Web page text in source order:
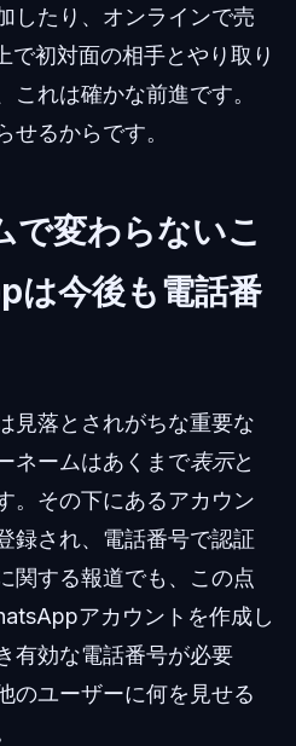
したり、オンラインで売
初対面の相手とやり取り
これは確かな前進です。
せるからです。
で変わらないこ
は今後も電話番
見落とされがちな重要な
ネームはあくまで表示と
。その下にあるアカウン
録され、電話番号で認証
関する報道でも、この点
アカウントを作成し
有効な電話番号が必要
のユーザーに何を見せる